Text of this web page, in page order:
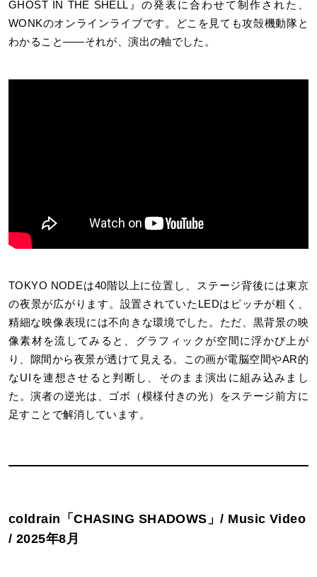
GHOST IN THE SHELL』の発表に合わせて制作された、
WONKのオンラインライブです。どこを見ても攻殻機動隊と
わかること——それが、演出の軸でした。
TOKYO NODEは40階以上に位置し、ステージ背後には東京
の夜景が広がります。設置されていたLEDはピッチが粗く、
精細な映像表現には不向きな環境でした。ただ、黒背景の映
像素材を流してみると、グラフィックが空間に浮かび上が
り、隙間から夜景が透けて見える。この画が電脳空間やAR的
なUIを連想させると判断し、そのまま演出に組み込みまし
た。演者の逆光は、ゴボ（模様付きの光）をステージ前方に
足すことで解消しています。
coldrain「CHASING SHADOWS」/ Music Video
/ 2025年8月